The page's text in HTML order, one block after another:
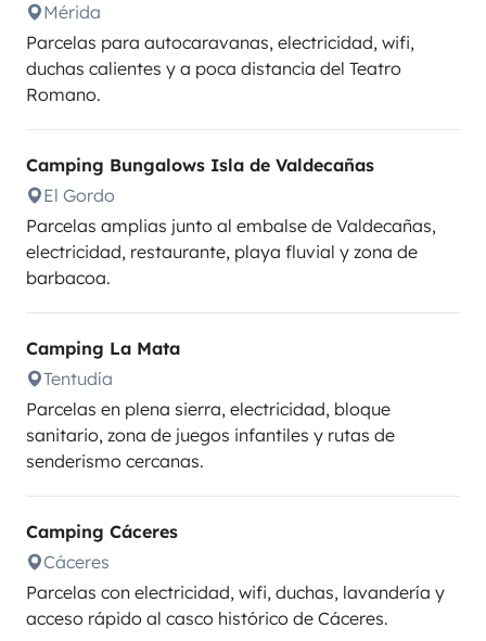
Mérida
Parcelas para autocaravanas, electricidad, wifi,
duchas calientes y a poca distancia del Teatro
Romano.
Camping Bungalows Isla de Valdecañas
El Gordo
Parcelas amplias junto al embalse de Valdecañas,
electricidad, restaurante, playa fluvial y zona de
barbacoa.
Camping La Mata
Tentudía
Parcelas en plena sierra, electricidad, bloque
sanitario, zona de juegos infantiles y rutas de
senderismo cercanas.
Camping Cáceres
Cáceres
Parcelas con electricidad, wifi, duchas, lavandería y
acceso rápido al casco histórico de Cáceres.